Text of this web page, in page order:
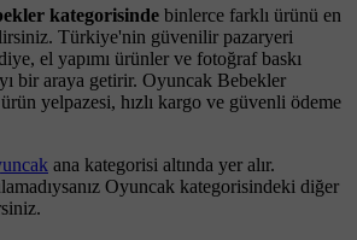
kategorisinde binlerce farklı ürünü en
Türkiye'nin güvenilir pazaryeri
el yapımı ürünler ve fotoğraf baskı
bir araya getirir. Oyuncak Bebekler
yelpazesi, hızlı kargo ve güvenli ödeme
ana kategorisi altında yer alır.
Oyuncak kategorisindeki diğer